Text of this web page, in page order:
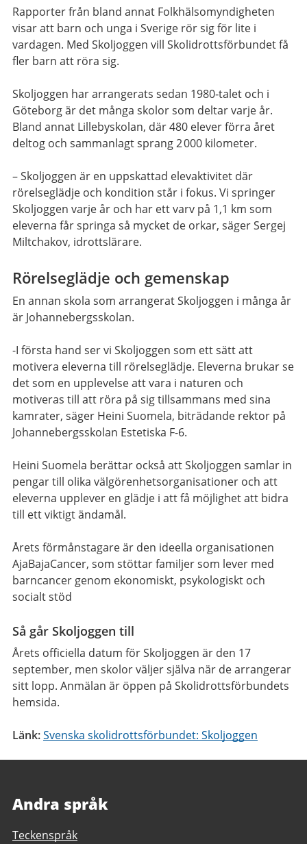
Rapporter från bland annat Folkhälsomyndigheten
visar att barn och unga i Sverige rör sig för lite i
vardagen. Med Skoljoggen vill Skolidrottsförbundet få
fler barn att röra sig.
Skoljoggen har arrangerats sedan 1980‑talet och i
Göteborg är det många skolor som deltar varje år.
Bland annat Lillebyskolan, där 480 elever förra året
deltog och sammanlagt sprang 2 000 kilometer.
– Skoljoggen är en uppskattad elevaktivitet där
rörelseglädje och kondition står i fokus. Vi springer
Skoljoggen varje år och har ett varv på 1,1 km som
eleverna får springa så mycket de orkar, säger Sergej
Miltchakov, idrottslärare.
Rörelseglädje och gemenskap
En annan skola som arrangerat Skoljoggen i många år
är Johannebergsskolan.
-I första hand ser vi Skoljoggen som ett sätt att
motivera eleverna till rörelseglädje. Eleverna brukar se
det som en upplevelse att vara i naturen och
motiveras till att röra på sig tillsammans med sina
kamrater, säger Heini Suomela, biträdande rektor på
Johannebergsskolan Estetiska F-6.
Heini Suomela berättar också att Skoljoggen samlar in
pengar till olika välgörenhetsorganisationer och att
eleverna upplever en glädje i att få möjlighet att bidra
till ett viktigt ändamål.
Årets förmånstagare är den ideella organisationen
AjaBajaCancer, som stöttar familjer som lever med
barncancer genom ekonomiskt, psykologiskt och
socialt stöd
Så går Skoljoggen till
Årets officiella datum för Skoljoggen är den 17
september, men skolor väljer själva när de arrangerar
sitt lopp. Anmälan är öppen på Skolidrottsförbundets
hemsida.
Länk:Svenska skolidrottsförbundet: Skoljoggen
Andra språk
Teckenspråk